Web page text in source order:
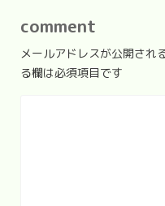
comment
メールアドレスが公開され
る欄は必須項目です